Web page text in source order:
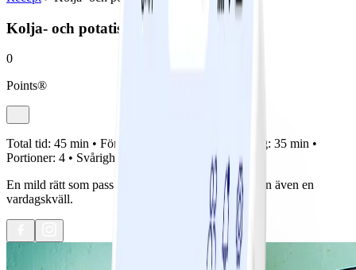
Kolja- och potatispytt med tomat
0
Points®
Total tid: 45 min • Förberedelse: Tillagning: 35 min •
Portioner: 4 • Svårighetsgrad:
En mild rätt som passar utmärkt på helglunchen, men även en
vardagskväll.